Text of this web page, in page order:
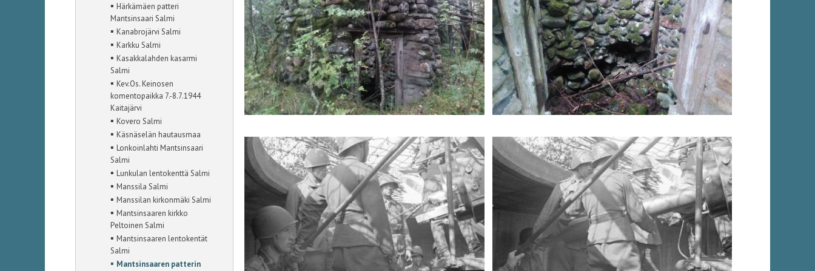
▪ Härkämäen patteri
Mantsinsaari Salmi
▪ Kanabrojärvi Salmi
▪ Karkku Salmi
▪ Kasakkalahden kasarmi
Salmi
▪ Kev.Os. Keinosen
komentopaikka 7.-8.7.1944
Kaitajärvi
▪ Kovero Salmi
▪ Käsnäselän hautausmaa
▪ Lonkoinlahti Mantsinsaari
Salmi
▪ Lunkulan lentokenttä Salmi
▪ Manssila Salmi
▪ Manssilan kirkonmäki Salmi
▪ Mantsinsaaren kirkko
Peltoinen Salmi
▪ Mantsinsaaren lentokentät
Salmi
▪ Mantsinsaaren patterin